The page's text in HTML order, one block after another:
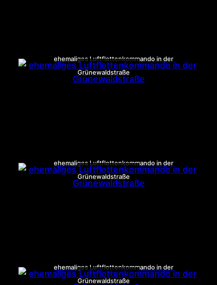
ehemaliges Luftflottenkommando in der
Grünewaldstraße
ehemaliges Luftflottenkommando in der
Grünewaldstraße
ehemaliges Luftflottenkommando in der
Grünewaldstraße